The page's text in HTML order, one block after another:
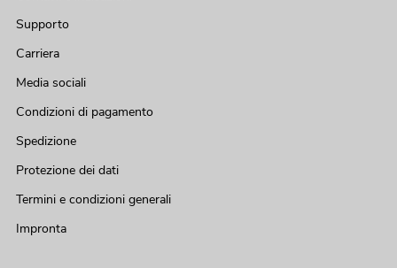
OMNITRONIC MAXX-1508DSP 2.1
Supporto
Carriera
Media sociali
Condizioni di pagamento
Spedizione
Protezione dei dati
Termini e condizioni generali
Impronta